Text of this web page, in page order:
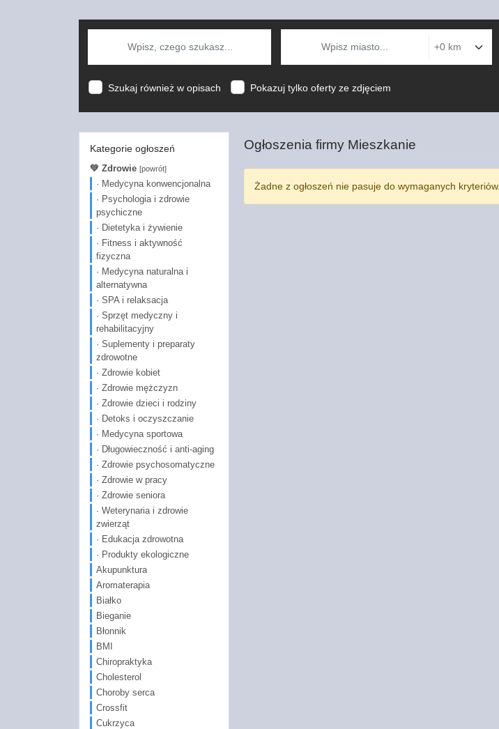
Szukaj również w opisach Pokazuj tylko oferty ze zdjęciem
Ogłoszenia firmy Mieszkanie
Żadne z ogłoszeń nie pasuje do wymaganych kryteriów.
Kategorie ogłoszeń
💚 Zdrowie [powrót]
· Medycyna konwencjonalna
· Psychologia i zdrowie
psychiczne
· Dietetyka i żywienie
· Fitness i aktywność
fizyczna
· Medycyna naturalna i
alternatywna
· SPA i relaksacja
· Sprzęt medyczny i
rehabilitacyjny
· Suplementy i preparaty
zdrowotne
· Zdrowie kobiet
· Zdrowie mężczyzn
· Zdrowie dzieci i rodziny
· Detoks i oczyszczanie
· Medycyna sportowa
· Długowieczność i anti-aging
· Zdrowie psychosomatyczne
· Zdrowie w pracy
· Zdrowie seniora
· Weterynaria i zdrowie
zwierząt
· Edukacja zdrowotna
· Produkty ekologiczne
Akupunktura
Aromaterapia
Białko
Bieganie
Błonnik
BMI
Chiropraktyka
Cholesterol
Choroby serca
Crossfit
Cukrzyca